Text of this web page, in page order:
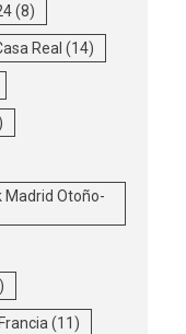
(8)
Real (14)
Madrid Otoño-
Francia(11)